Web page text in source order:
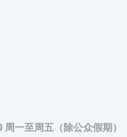
一至周五（除公众假期）